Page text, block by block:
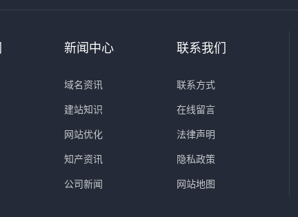
新闻中心
域名资讯
建站知识
网站优化
知产资讯
公司新闻
联系我们
联系方式
在线留言
法律声明
隐私政策
网站地图